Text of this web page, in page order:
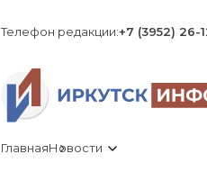
Телефон редакции:+7 (3952) 26-
ГлавнаяНовости